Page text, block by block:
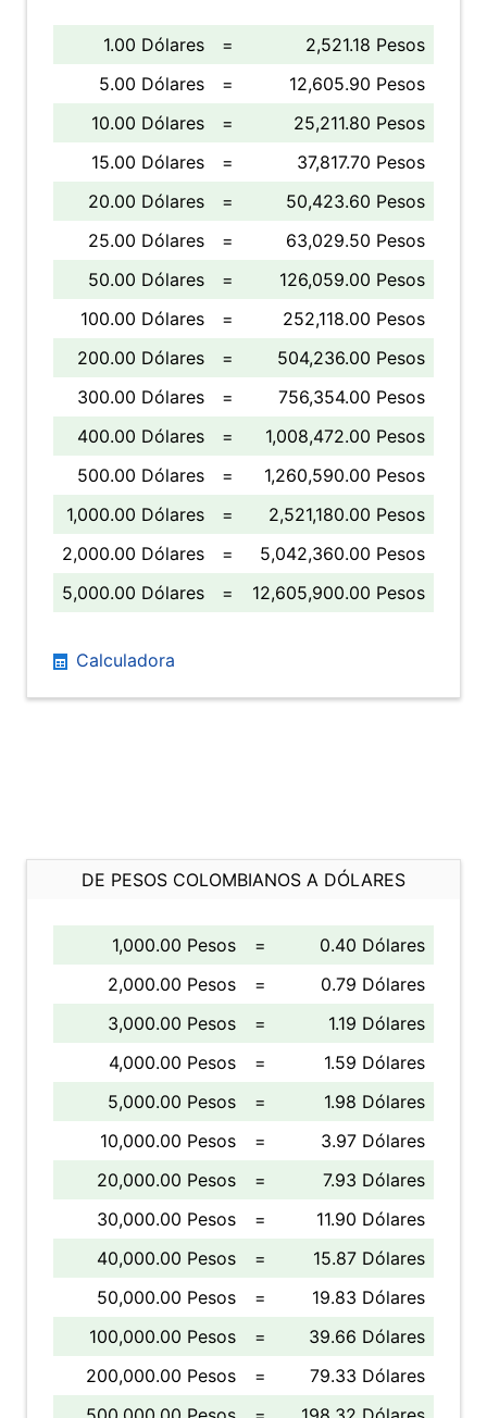
1.00 Dólares =
2,521.18 Pesos
5.00 Dólares
=
12,605.90 Pesos
10.00 Dólares
=
25,211.80 Pesos
15.00 Dólares
=
37,817.70 Pesos
20.00 Dólares
=
50,423.60 Pesos
25.00 Dólares
=
63,029.50 Pesos
50.00 Dólares
=
126,059.00 Pesos
100.00 Dólares
=
252,118.00 Pesos
200.00 Dólares
=
504,236.00 Pesos
300.00 Dólares
=
756,354.00 Pesos
400.00 Dólares
=
1,008,472.00 Pesos
500.00 Dólares
=
1,260,590.00 Pesos
1,000.00 Dólares
=
2,521,180.00 Pesos
2,000.00 Dólares
=
5,042,360.00 Pesos
5,000.00 Dólares
= 12,605,900.00 Pesos
Calculadora
DE PESOS COLOMBIANOS A DÓLARES
1,000.00 Pesos =
0.40 Dólares
2,000.00 Pesos
=
0.79 Dólares
3,000.00 Pesos
=
1.19 Dólares
4,000.00 Pesos
=
1.59 Dólares
5,000.00 Pesos
=
1.98 Dólares
10,000.00 Pesos
=
3.97 Dólares
20,000.00 Pesos
=
7.93 Dólares
30,000.00 Pesos
=
11.90 Dólares
40,000.00 Pesos
=
15.87 Dólares
50,000.00 Pesos
=
19.83 Dólares
100,000.00 Pesos
=
39.66 Dólares
200,000.00 Pesos
=
79.33 Dólares